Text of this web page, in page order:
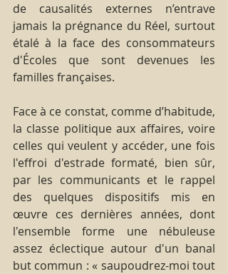
de causalités externes n’entrave
jamais la prégnance du Réel, surtout
étalé à la face des consommateurs
d'Écoles que sont devenues les
familles françaises.
Face à ce constat, comme d’habitude,
la classe politique aux affaires, voire
celles qui veulent y accéder, une fois
l'effroi d'estrade formaté, bien sûr,
par les communicants et le rappel
des quelques dispositifs mis en
œuvre ces dernières années, dont
l'ensemble forme une nébuleuse
assez éclectique autour d'un banal
but commun : « saupoudrez-moi tout